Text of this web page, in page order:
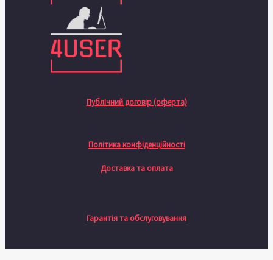
Публічний договір (оферта)
Політика конфіденційності
Доставка та оплата
Гарантія та обслуговування